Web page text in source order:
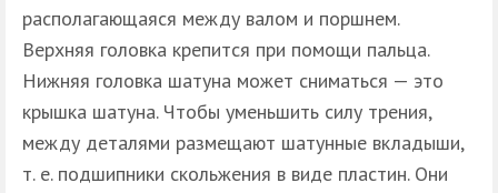
располагающаяся между валом и поршнем.
Верхняя головка крепится при помощи пальца.
Нижняя головка шатуна может сниматься — это
крышка шатуна. Чтобы уменьшить силу трения,
между деталями размещают шатунные вкладыши,
т. е. подшипники скольжения в виде пластин. Они